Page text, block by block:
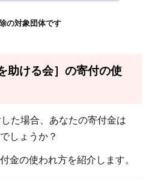
の対象団体です
助ける会］の寄付の使
た場合、あなたの寄付金は
しょうか？
金の使われ方を紹介します。